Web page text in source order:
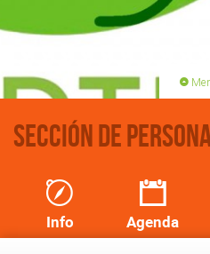
HAZTE SOCIO
Sección de
Info Agenda